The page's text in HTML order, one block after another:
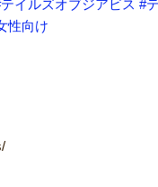
イルズオブジアビス #
性向け